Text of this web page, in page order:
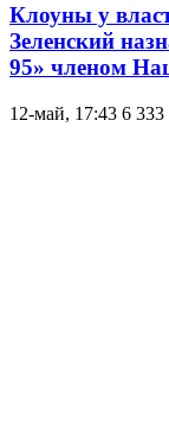
Клоуны у
Зеленский
95» членом
12-май, 17:43 6 333